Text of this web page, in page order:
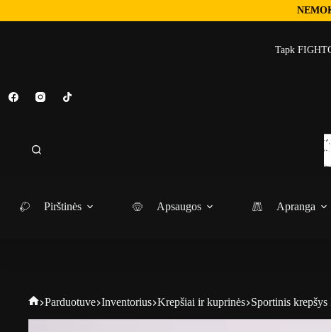
Tapk
Pirštinės Apsaugos Apranga
Parduotuve Inventorius Krepšiai ir kuprinės Sportinis